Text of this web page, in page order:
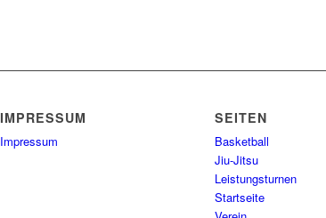
IMPRESSUM
Impressum
SEITEN
Basketball
Jiu-Jitsu
Leistungsturnen
Startseite